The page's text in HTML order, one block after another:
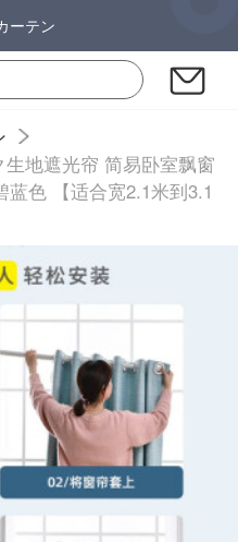
ーテン
地遮光帘 简易卧室飘窗
色 【适合宽2.1米到3.1